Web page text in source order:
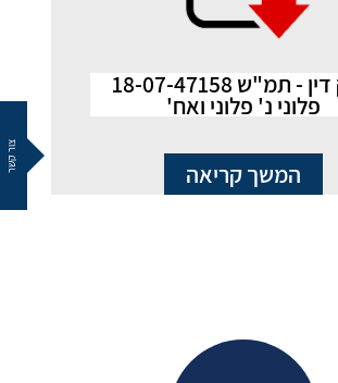
צור קשר
פסק דין - תמ"ש 18-07-47158
פלוני נ' פלוני ואח'
המשך קריאה